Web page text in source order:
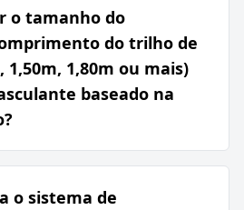
o tamanho do
do trilho de
1,80m ou mais)
baseado na
o sistema de